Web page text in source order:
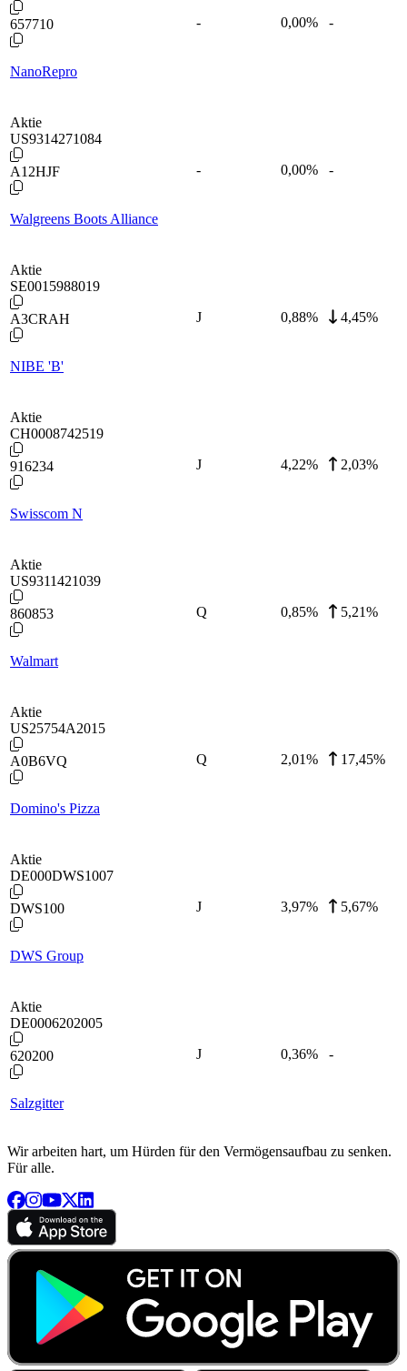
657710
NanoRepro
- 0,00% -
Aktie
US9314271084
A12HJF
Walgreens Boots Alliance
- 0,00% -
Aktie
SE0015988019
A3CRAH
NIBE 'B'
J 0,88% 4,45%
Aktie
CH0008742519
916234
Swisscom N
J 4,22% 2,03%
Aktie
US9311421039
860853
Walmart
Q 0,85% 5,21%
Aktie
US25754A2015
A0B6VQ
Domino's Pizza
Q 2,01% 17,45%
Aktie
DE000DWS1007
DWS100
DWS Group
J 3,97% 5,67%
Aktie
DE0006202005
620200
Salzgitter
J 0,36% -
Wir arbeiten hart, um Hürden für den Vermögensaufbau zu senken.
Für alle.